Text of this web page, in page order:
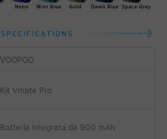
VOOPOO
Kit Vmate Pro
Batteria integrata da 900 mAh